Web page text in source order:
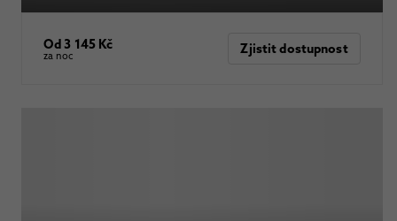
Od 3 145 Kč
za noc Zjistit dostupnost